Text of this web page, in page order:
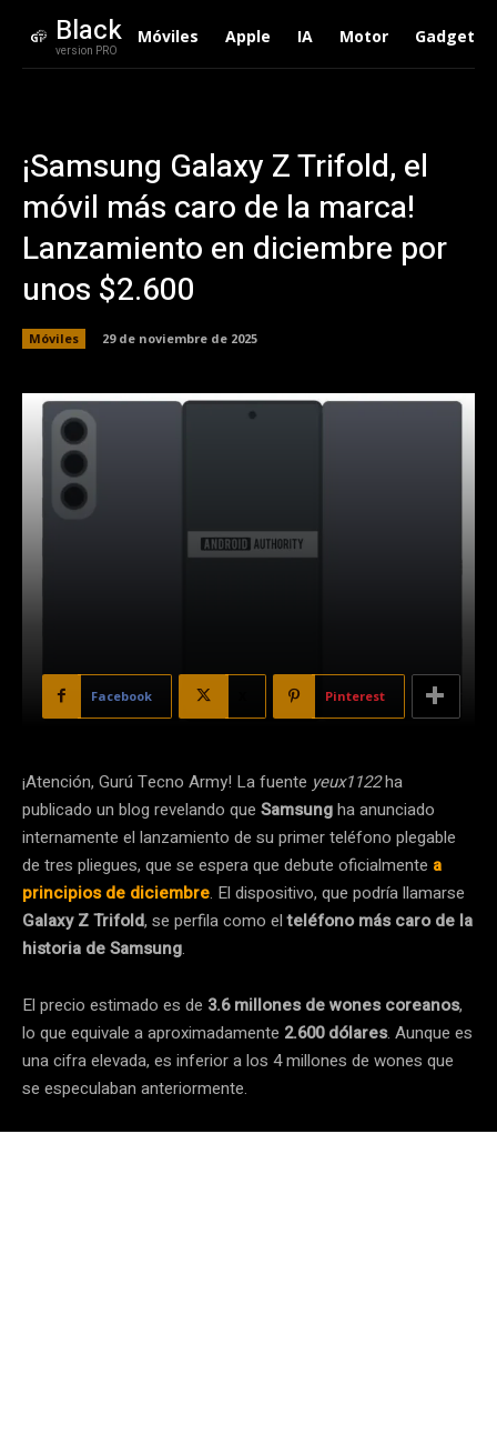
Black
version PRO
Móviles Apple IA Motor Gadgets
¡Samsung Galaxy Z Trifold, el
móvil más caro de la marca!
Lanzamiento en diciembre por
unos $2.600
Móviles 29 de noviembre de 2025
Facebook Pinterest
¡Atención, Gurú Tecno Army! La fuente yeux1122ha
publicado un blog revelando que Samsungha anunciado
internamente el lanzamiento de su primer teléfono plegable
de tres pliegues, que se espera que debute oficialmente a
principios de diciembre. El dispositivo, que podría llamarse
Galaxy Z Trifold, se perfila como elteléfono más caro de la
historia de Samsung.
El precio estimado es de 3.6 millones de wones coreanos,
lo que equivale a aproximadamente 2.600 dólares. Aunque es
una cifra elevada, es inferior a los 4 millones de wones que
se especulaban anteriormente.